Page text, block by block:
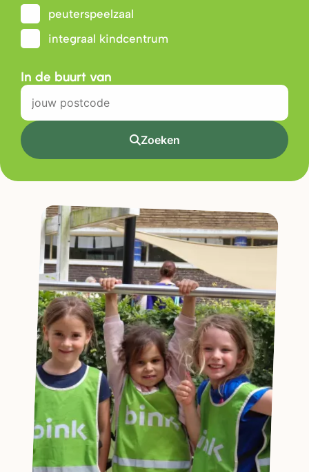
peuterspeelzaal
integraal kindcentrum
In de buurt van
Zoeken